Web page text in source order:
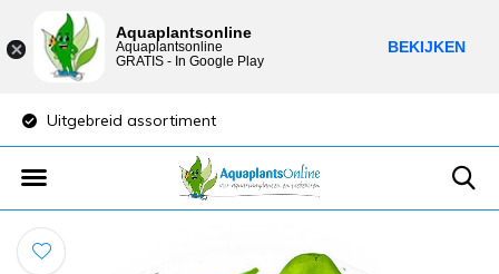
Uitgebreid assortiment
Aquaplantsonline
Aquaplantsonline
GRATIS - In Google Play
BEKIJKEN